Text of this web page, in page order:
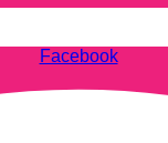
Facebook